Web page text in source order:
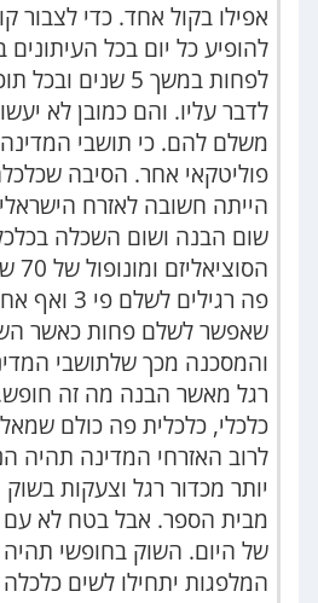
אפילו בקול אחד. כדי לצבור
להופיע כל יום בכל
לפחות במשך 5 שנים
לדבר עליו. והם כמובן לא
משלם להם. כי תושבי
פוליטקאי אחר. הסיבה
הייתה חשובה לאזרח
שום הבנה ושום השכלה
פה רגילים
שאפשר לשלם פחות כאשר
והמסכנה מכך שלתושבי
רגל מאשר הבנה מה זה חופש.
כלכלי, כלכלית פה כולם
לרוב האזרחי המדינה תהיה
יותר מכדור רגל וצעקות
מבית הספר. אבל בטח לא עם
של היום. השוק בחופשי
המלפגות יתחילו לשים